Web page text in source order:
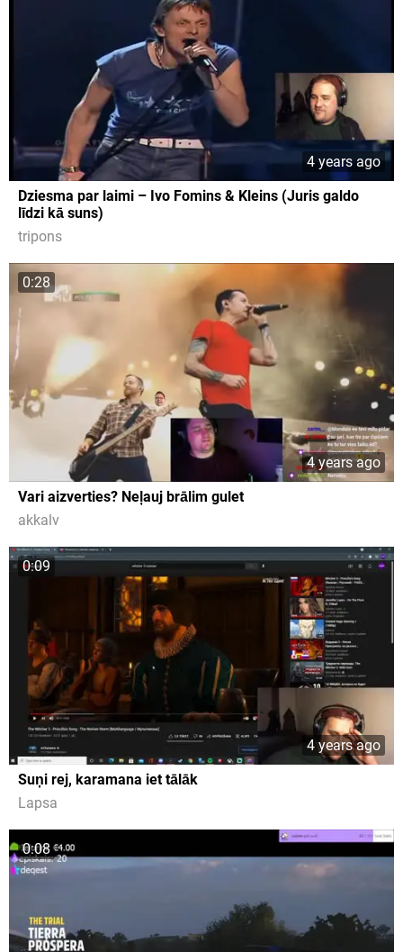
4 years ago
Dziesma par laimi – Ivo Fomins & Kleins (Juris galdo
līdzi kā suns)
tripons
0:28
4 years ago
Vari aizverties? Neļauj brālim gulet
akkalv
0:09
4 years ago
Suņi rej, karamana iet tālāk
Lapsa
0:08